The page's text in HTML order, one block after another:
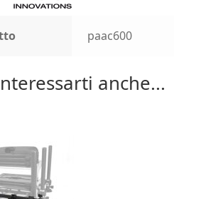
paac600
anche...